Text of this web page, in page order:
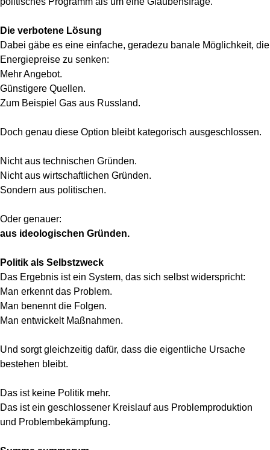
Die verbotene Lösung
Dabei gäbe es eine einfache, geradezu banale Möglichkeit, die
Energiepreise zu senken:
Mehr Angebot.
Günstigere Quellen.
Zum Beispiel Gas aus Russland.
Doch genau diese Option bleibt kategorisch ausgeschlossen.
Nicht aus technischen Gründen.
Nicht aus wirtschaftlichen Gründen.
Sondern aus politischen.
Oder genauer:
aus ideologischen Gründen.
Politik als Selbstzweck
Das Ergebnis ist ein System, das sich selbst widerspricht:
Man erkennt das Problem.
Man benennt die Folgen.
Man entwickelt Maßnahmen.
Und sorgt gleichzeitig dafür, dass die eigentliche Ursache
bestehen bleibt.
Das ist keine Politik mehr.
Das ist ein geschlossener Kreislauf aus Problemproduktion
und Problembekämpfung.